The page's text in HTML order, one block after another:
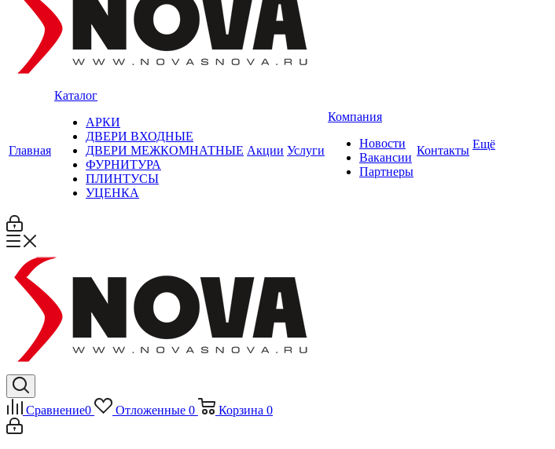
Главная
Каталог
АРКИ
ДВЕРИ ВХОДНЫЕ
ДВЕРИ МЕЖКОМНАТНЫЕ
ФУРНИТУРА
ПЛИНТУСЫ
УЦЕНКА
Акции Услуги
Компания
Новости
Вакансии
Партнеры
Контакты Ещё
Сравнение0 Отложенные 0 Корзина 0